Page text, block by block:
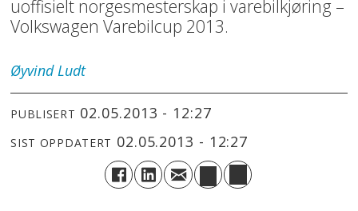
uoffisielt norgesmesterskap i varebilkjøring –
Volkswagen Varebilcup 2013.
Øyvind Ludt
PUBLISERT 02.05.2013 - 12:27
SIST OPPDATERT 02.05.2013 - 12:27